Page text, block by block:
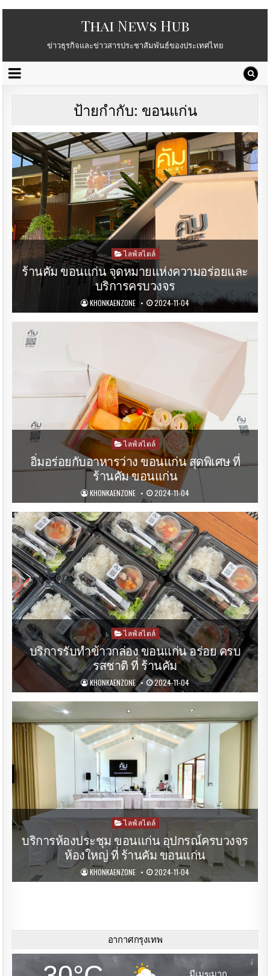
Thai News Hub
ข่าวธุรกิจและข่าวสารประชาสัมพันธ์ของประเทศไทย
ป้ายกำกับ: ขอนแก่น
Posted
in
ไลฟ์สไตล์
ร้านคัม ขอนแก่น จุดหมายแห่งความอร่อยและ
บริการครบวงจร
KHONKAENZONE 2024-11-04
Posted
in
ไลฟ์สไตล์
อิ่มอร่อยกับอาหารว่าง ขอนแก่น สุดพิเศษ ที่
ร้านคัม ขอนแก่น
KHONKAENZONE 2024-11-04
Posted
in
ไลฟ์สไตล์
บริการรับทำข้าวกล่อง ขอนแก่น อร่อย ครบ
รสชาติ ที่ ร้านคัม
KHONKAENZONE 2024-11-04
Posted
in
ไลฟ์สไตล์
บริการห้องประชุม ขอนแก่น อุปกรณ์ครบวงจร
ห้องใหญ่ ที่ ร้านคัม ขอนแก่น
KHONKAENZONE 2024-11-04
อากาศกรุงเทพ